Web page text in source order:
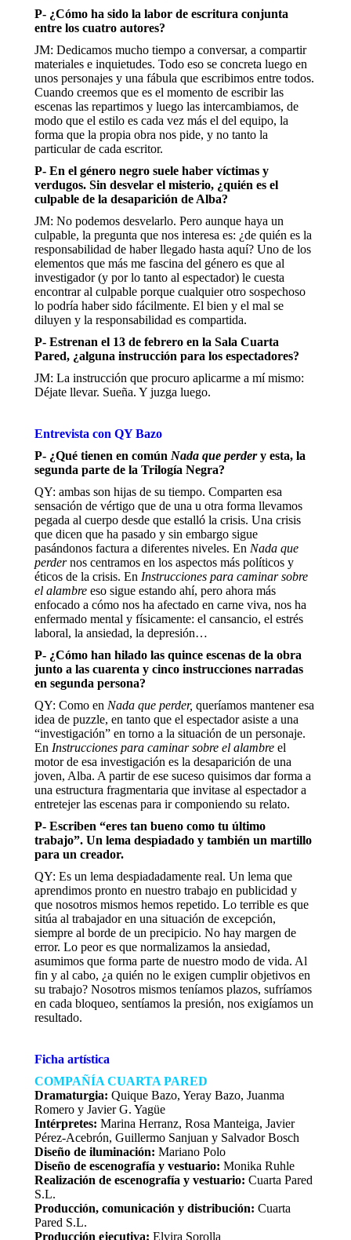
P- ¿Cómo ha sido la labor de escritura conjunta
entre los cuatro autores?
JM: Dedicamos mucho tiempo a conversar, a compartir
materiales e inquietudes. Todo eso se concreta luego en
unos personajes y una fábula que escribimos entre todos.
Cuando creemos que es el momento de escribir las
escenas las repartimos y luego las intercambiamos, de
modo que el estilo es cada vez más el del equipo, la
forma que la propia obra nos pide, y no tanto la
particular de cada escritor.
P- En el género negro suele haber víctimas y
verdugos. Sin desvelar el misterio, ¿quién es el
culpable de la desaparición de Alba?
JM: No podemos desvelarlo. Pero aunque haya un
culpable, la pregunta que nos interesa es: ¿de quién es la
responsabilidad de haber llegado hasta aquí? Uno de los
elementos que más me fascina del género es que al
investigador (y por lo tanto al espectador) le cuesta
encontrar al culpable porque cualquier otro sospechoso
lo podría haber sido fácilmente. El bien y el mal se
diluyen y la responsabilidad es compartida.
P- Estrenan el 13 de febrero en la Sala Cuarta
Pared, ¿alguna instrucción para los espectadores?
JM: La instrucción que procuro aplicarme a mí mismo:
Déjate llevar. Sueña. Y juzga luego.
Entrevista con QY Bazo
P- ¿Qué tienen en común Nada que perdery esta, la
segunda parte de la Trilogía Negra?
QY: ambas son hijas de su tiempo. Comparten esa
sensación de vértigo que de una u otra forma llevamos
pegada al cuerpo desde que estalló la crisis. Una crisis
que dicen que ha pasado y sin embargo sigue
pasándonos factura a diferentes niveles. En Nada que
perdernos centramos en los aspectos más políticos y
éticos de la crisis. En Instrucciones para caminar sobre
el alambre eso sigue estando ahí, pero ahora más
enfocado a cómo nos ha afectado en carne viva, nos ha
enfermado mental y físicamente: el cansancio, el estrés
laboral, la ansiedad, la depresión…
P- ¿Cómo han hilado las quince escenas de la obra
junto a las cuarenta y cinco instrucciones narradas
en segunda persona?
QY: Como en Nada que perder, queríamos mantener esa
idea de puzzle, en tanto que el espectador asiste a una
“investigación” en torno a la situación de un personaje.
En Instrucciones para caminar sobre el alambre el
motor de esa investigación es la desaparición de una
joven, Alba. A partir de ese suceso quisimos dar forma a
una estructura fragmentaria que invitase al espectador a
entretejer las escenas para ir componiendo su relato.
P- Escriben “eres tan bueno como tu último
trabajo”. Un lema despiadado y también un martillo
para un creador.
QY: Es un lema despiadadamente real. Un lema que
aprendimos pronto en nuestro trabajo en publicidad y
que nosotros mismos hemos repetido. Lo terrible es que
sitúa al trabajador en una situación de excepción,
siempre al borde de un precipicio. No hay margen de
error. Lo peor es que normalizamos la ansiedad,
asumimos que forma parte de nuestro modo de vida. Al
fin y al cabo, ¿a quién no le exigen cumplir objetivos en
su trabajo? Nosotros mismos teníamos plazos, sufríamos
en cada bloqueo, sentíamos la presión, nos exigíamos un
resultado.
Ficha artística
COMPAÑÍA CUARTA PARED
Dramaturgia: Quique Bazo, Yeray Bazo, Juanma
Romero y Javier G. Yagüe
Intérpretes: Marina Herranz, Rosa Manteiga, Javier
Pérez‐Acebrón, Guillermo Sanjuan y Salvador Bosch
Diseño de iluminación: Mariano Polo
Diseño de escenografía y vestuario: Monika Ruhle
Realización de escenografía y vestuario: Cuarta Pared
S.L.
Producción, comunicación y distribución: Cuarta
Pared S.L.
Producción ejecutiva: Elvira Sorolla